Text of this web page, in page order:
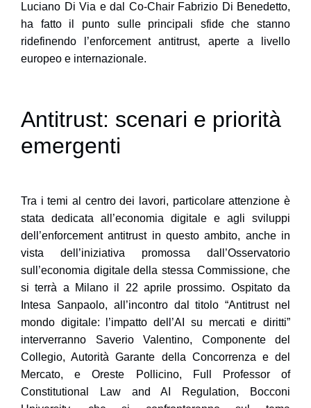
Luciano Di Via e dal Co-Chair Fabrizio Di Benedetto,
ha fatto il punto sulle principali sfide che stanno
ridefinendo l’enforcement antitrust, aperte a livello
europeo e internazionale.
Antitrust: scenari e priorità
emergenti
Tra i temi al centro dei lavori, particolare attenzione è
stata dedicata all’economia digitale e agli sviluppi
dell’enforcement antitrust in questo ambito, anche in
vista dell’iniziativa promossa dall’Osservatorio
sull’economia digitale della stessa Commissione, che
si terrà a Milano il 22 aprile prossimo. Ospitato da
Intesa Sanpaolo, all’incontro dal titolo “Antitrust nel
mondo digitale: l’impatto dell’AI su mercati e diritti”
interverranno Saverio Valentino, Componente del
Collegio, Autorità Garante della Concorrenza e del
Mercato, eOreste Pollicino, Full Professor of
Constitutional Law and AI Regulation, Bocconi